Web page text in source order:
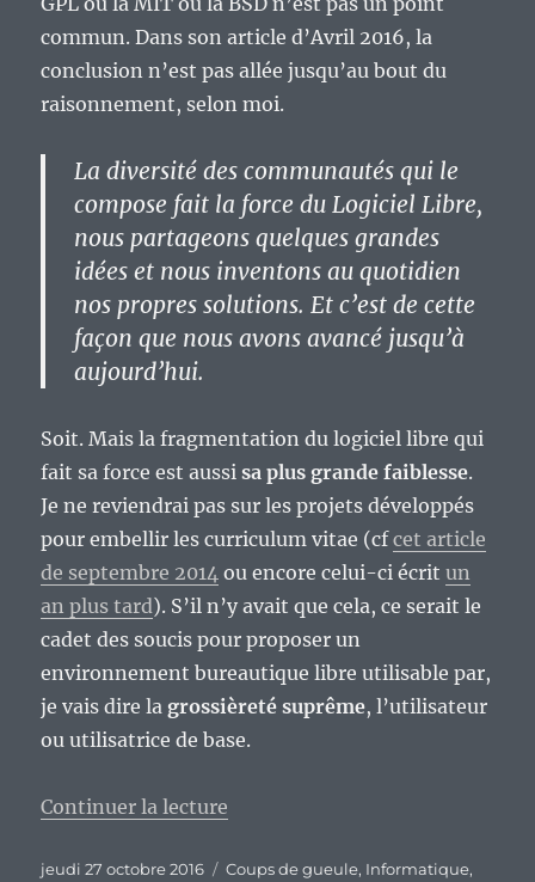
commun. Dans son article d’Avril 2016, la
conclusion n’est pas allée jusqu’au bout du
raisonnement, selon moi.
La diversité des communautés qui le
compose fait la force du Logiciel Libre,
nous partageons quelques grandes
idées et nous inventons au quotidien
nos propres solutions. Et c’est de cette
façon que nous avons avancé jusqu’à
aujourd’hui.
Soit. Mais la fragmentation du logiciel libre qui
fait sa force est aussisa plus grande faiblesse.
Je ne reviendrai pas sur les projets développés
pour embellir les curriculum vitae (cfcet article
de septembre 2014 ou encore celui-ci écritun
an plus tard). S’il n’y avait que cela, ce serait le
cadet des soucis pour proposer un
environnement bureautique libre utilisable par,
je vais dire la grossièreté suprême, l’utilisateur
ou utilisatrice de base.
Continuer la lecture
Publié
jeudi 27 octobre 2016 Catégories
Coups de gueule, Informatique,